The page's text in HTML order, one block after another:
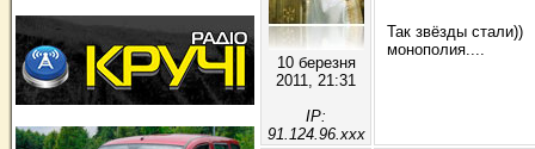
10 березня
2011, 21:31
IP:
91.124.96.xxx
Так звёзды стали))
монополия....